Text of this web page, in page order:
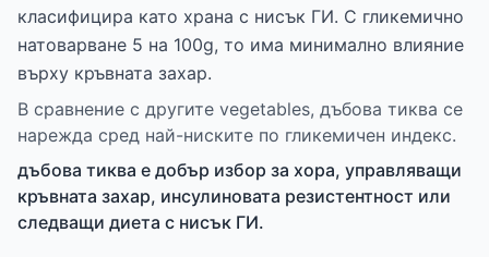
класифицира като храна с нисък ГИ. С гликемично
натоварване 5 на 100g, то има минимално влияние
върху кръвната захар.
В сравнение с другите vegetables, дъбова тиква се
нарежда сред най-ниските по гликемичен индекс.
дъбова тиква е добър избор за хора, управляващи
кръвната захар, инсулиновата резистентност или
следващи диета с нисък ГИ.